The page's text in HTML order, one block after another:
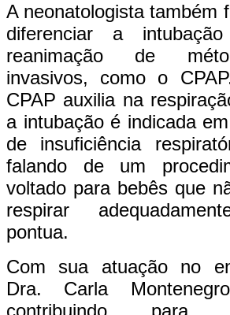
A neonatologista também
diferenciar a
reanimação de
invasivos, como o
CPAP auxilia na
a intubação é indicada
de insuficiência
falando de um
voltado para bebês que
respirar
pontua.
Com sua atuação no
Dra. Carla
contribuindo